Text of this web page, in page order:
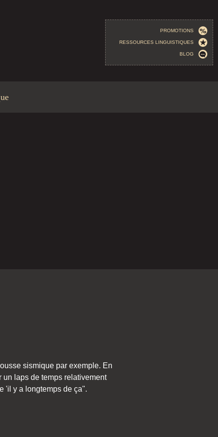
PROMOTIONS
RESSOURCES LINGUISTIQUES
BLOG
sismique par exemple. En
laps de temps relativement
'il y a longtemps de ça".